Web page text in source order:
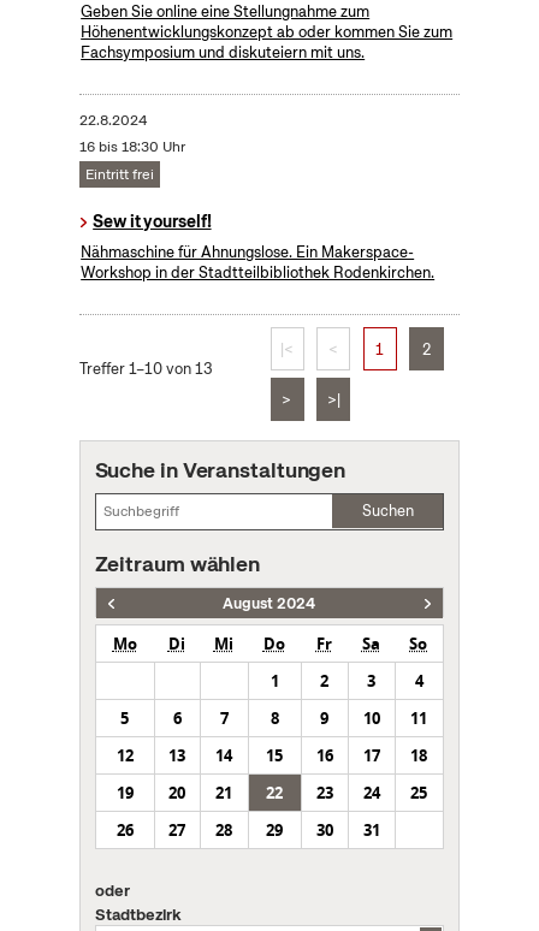
Geben Sie online eine Stellungnahme zum
Höhenentwicklungskonzept ab oder kommen Sie zum
Fachsymposium und diskuteiern mit uns.
22.8.2024
16 bis 18:30 Uhr
Eintritt frei
Sew it yourself!
Nähmaschine für Ahnungslose. Ein Makerspace-
Workshop in der Stadtteilbibliothek Rodenkirchen.
Treffer 1–10 von 13
|< < 1 2
> >|
Suche in Veranstaltungen
Suchen
Zeitraum wählen
August 2024
Mo Di Mi Do Fr Sa
So
1
2 3
4
5
6 7 8 9 10
11
12
13 14 15 16 17
18
19
20 21 22 23 24
25
26
27 28 29 30 31
oder
Stadtbezirk